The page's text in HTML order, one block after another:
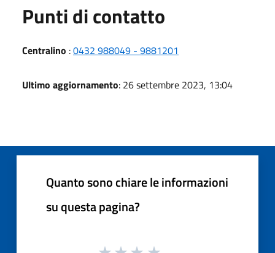
Punti di contatto
Centralino :0432 988049 - 9881201
Ultimo aggiornamento: 26 settembre 2023, 13:04
Quanto sono chiare le informazioni
su questa pagina?